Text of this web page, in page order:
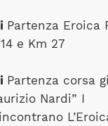
Partenza Eroica
e Km 27
Partenza corsa
Nardi” I